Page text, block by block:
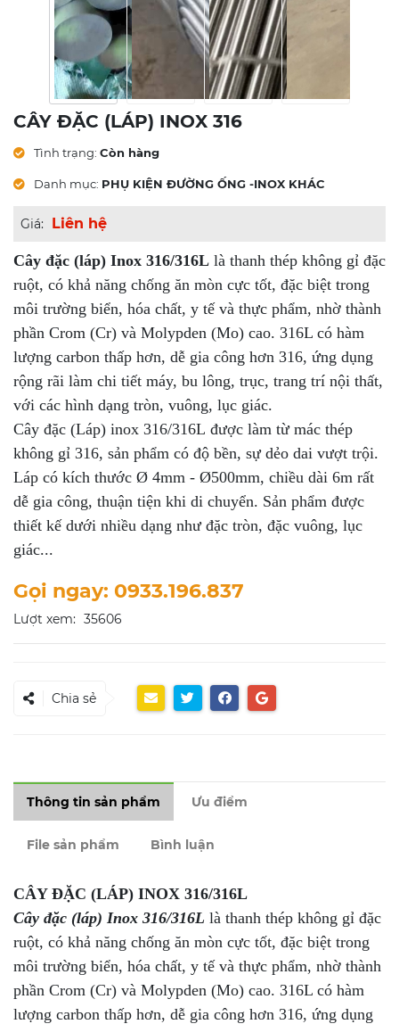
CÂY ĐẶC (LÁP) INOX 316
Tình trạng: Còn hàng
Danh mục: PHỤ KIỆN ĐƯỜNG ỐNG -INOX KHÁC
Giá: Liên hệ
Cây đặc (láp) Inox 316/316L là thanh thép không gỉ đặc
ruột, có khả năng chống ăn mòn cực tốt, đặc biệt trong
môi trường biển, hóa chất, y tế và thực phẩm, nhờ thành
phần Crom (Cr) và Molypden (Mo) cao. 316L có hàm
lượng carbon thấp hơn, dễ gia công hơn 316, ứng dụng
rộng rãi làm chi tiết máy, bu lông, trục, trang trí nội thất,
với các hình dạng tròn, vuông, lục giác.
Cây đặc (Láp) inox 316/316L được làm từ mác thép
không gỉ 316, sản phẩm có độ bền, sự dẻo dai vượt trội.
Láp có kích thước Ø 4mm - Ø500mm, chiều dài 6m rất
dễ gia công, thuận tiện khi di chuyển. Sản phẩm được
thiết kế dưới nhiều dạng như đặc tròn, đặc vuông, lục
giác...
Gọi ngay: 0933.196.837
Lượt xem: 35606
Chia sẻ
Thông tin sản phẩm Ưu điểm
File sản phẩm Bình luận
CÂY ĐẶC (LÁP) INOX 316/316L
Cây đặc (láp) Inox 316/316L là thanh thép không gỉ đặc
ruột, có khả năng chống ăn mòn cực tốt, đặc biệt trong
môi trường biển, hóa chất, y tế và thực phẩm, nhờ thành
phần Crom (Cr) và Molypden (Mo) cao. 316L có hàm
lượng carbon thấp hơn, dễ gia công hơn 316, ứng dụng